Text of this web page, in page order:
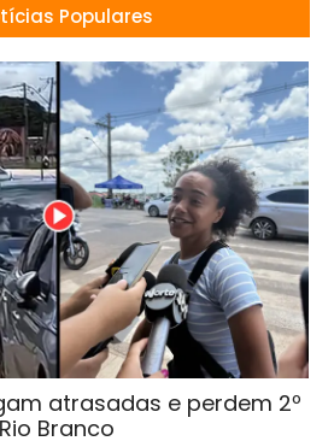
Populares
atrasadas e perdem 2º
Branco